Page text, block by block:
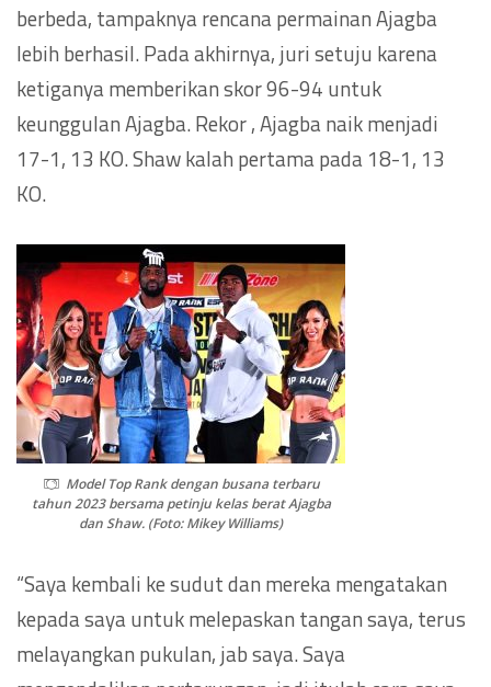
berbeda, tampaknya rencana permainan Ajagba
lebih berhasil. Pada akhirnya, juri setuju karena
ketiganya memberikan skor 96-94 untuk
keunggulan Ajagba. Rekor , Ajagba naik menjadi
17-1, 13 KO. Shaw kalah pertama pada 18-1, 13
KO.
Model Top Rank dengan busana terbaru
tahun 2023 bersama petinju kelas berat Ajagba
dan Shaw. (Foto: Mikey Williams)
“Saya kembali ke sudut dan mereka mengatakan
kepada saya untuk melepaskan tangan saya, terus
melayangkan pukulan, jab saya. Saya